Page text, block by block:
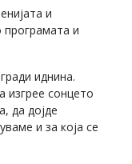
и
програмата и
иднина.
сонцето
да дојде
и за која се